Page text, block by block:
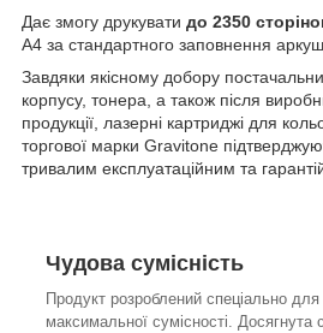
Дає змогу друкувати до 2350
А4 за стандартного заповнення
Завдяки якісному добору
корпусу, тонера, а також після
продукції, лазерні картриджі для
торгової марки Gravitone
тривалим експлуатаційним та
Чудова сумісність
Продукт розроблений спеціально для
максимальної сумісності. Досягнута